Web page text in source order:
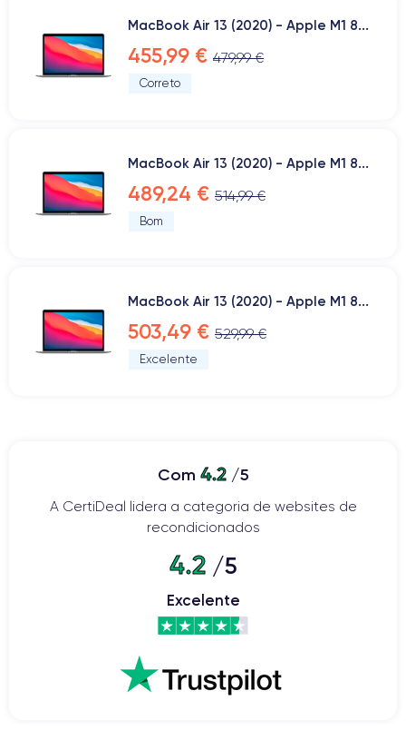
MacBook Air 13 (2020) - Apple M1 8...
455,99 € 479,99 €
Correto
MacBook Air 13 (2020) - Apple M1 8...
489,24 € 514,99 €
Bom
MacBook Air 13 (2020) - Apple M1 8...
503,49 € 529,99 €
Excelente
Com 4.2/5
A CertiDeal lidera a categoria de websites de
recondicionados
4.2/5
Excelente